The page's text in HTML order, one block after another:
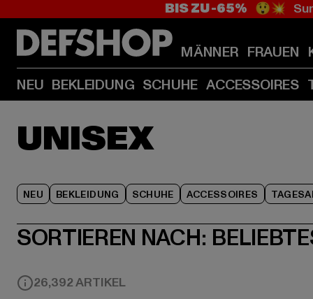
BIS ZU -65% 😲💥
MÄNNER FRAUEN
NEU BEKLEIDUNG SCHUHE ACCESSOIRES
UNISEX
NEU BEKLEIDUNG SCHUHE ACCESSOIRES
SORTIEREN NACH:
26,392 ARTIKEL